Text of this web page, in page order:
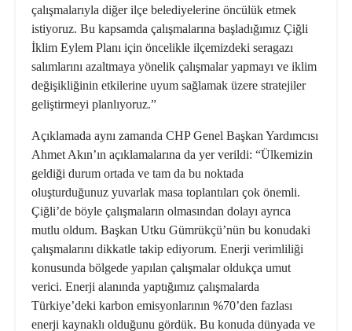
çalışmalarıyla diğer ilçe belediyelerine öncülük etmek
istiyoruz. Bu kapsamda çalışmalarına başladığımız Çiğli
İklim Eylem Planı için öncelikle ilçemizdeki seragazı
salımlarını azaltmaya yönelik çalışmalar yapmayı ve iklim
değişikliğinin etkilerine uyum sağlamak üzere stratejiler
geliştirmeyi planlıyoruz.”
Açıklamada aynı zamanda CHP Genel Başkan Yardımcısı
Ahmet Akın’ın açıklamalarına da yer verildi: “Ülkemizin
geldiği durum ortada ve tam da bu noktada
oluşturduğunuz yuvarlak masa toplantıları çok önemli.
Çiğli’de böyle çalışmaların olmasından dolayı ayrıca
mutlu oldum. Başkan Utku Gümrükçü’nün bu konudaki
çalışmalarını dikkatle takip ediyorum. Enerji verimliliği
konusunda bölgede yapılan çalışmalar oldukça umut
verici. Enerji alanında yaptığımız çalışmalarda
Türkiye’deki karbon emisyonlarının %70’den fazlası
enerji kaynaklı olduğunu gördük. Bu konuda dünyada ve